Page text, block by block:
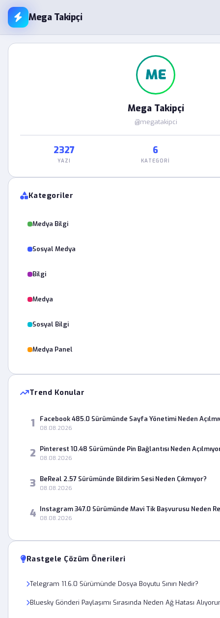
Mega Takipçi
ME
Mega Takipçi
@megatakipci
2327
YAZI
6
KATEGORI
Kategoriler
Medya Bilgi
Sosyal Medya
Bilgi
Medya
Sosyal Bilgi
Medya Panel
Trend Konular
1 Facebook 485.0 Sürümünde Sayfa Yönetimi Neden
08.08.2026
2 Pinterest 10.48 Sürümünde Pin Bağlantısı Neden
08.08.2026
3 BeReal 2.57 Sürümünde Bildirim Sesi Neden Çıkmıyor?
08.08.2026
4 Instagram 347.0 Sürümünde Mavi Tik Başvurusu Neden
08.08.2026
Rastgele Çözüm Önerileri
Telegram 11.6.0 Sürümünde Dosya Boyutu Sınırı Nedir?
Bluesky Gönderi Paylaşımı Sırasında Neden Ağ Hatası